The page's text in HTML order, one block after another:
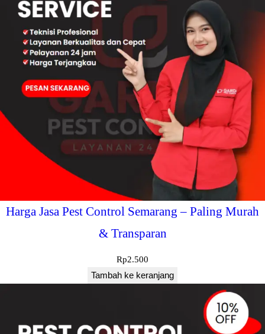
Harga Jasa Pest Control Semarang – Paling Murah
& Transparan
Rp2.500
Tambah ke keranjang